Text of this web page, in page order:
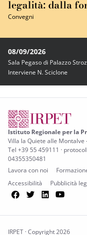
legalità: dalla
Convegni
08/09/2026
Sala Pegaso di Palazzo
Interviene N. Sciclone
Istituto Regionale per la
Villa la Quiete alle Montalve
Tel +39 55 459111 ·
04355350481
Lavora con noi
Accessibilità
Pubblicità
Facebook
TwitterLinkedIn
IRPET · Copyright 2026